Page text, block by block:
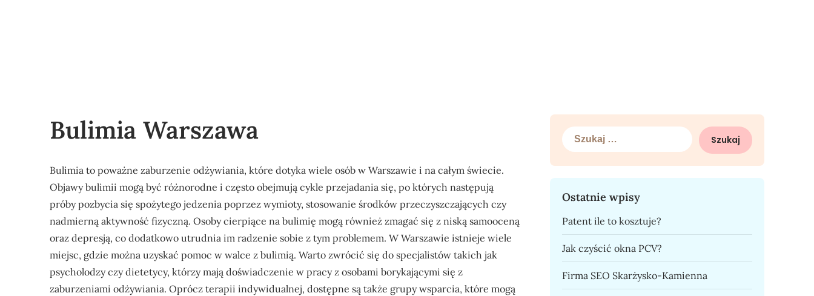
Bulimia Warszawa
Bulimia to poważne zaburzenie odżywiania, które dotyka wiele osób w Warszawie i na całym świecie.
Objawy bulimii mogą być różnorodne i często obejmują cykle przejadania się, po których następują
próby pozbycia się spożytego jedzenia poprzez wymioty, stosowanie środków przeczyszczających czy
nadmierną aktywność fizyczną. Osoby cierpiące na bulimię mogą również zmagać się z niską samooceną
oraz depresją, co dodatkowo utrudnia im radzenie sobie z tym problemem. W Warszawie istnieje wiele
miejsc, gdzie można uzyskać pomoc w walce z bulimią. Warto zwrócić się do specjalistów takich jak
psycholodzy czy dietetycy, którzy mają doświadczenie w pracy z osobami borykającymi się z
zaburzeniami odżywiania. Oprócz terapii indywidualnej, dostępne są także grupy wsparcia, które mogą
Szukaj:
Ostatnie wpisy
Patent ile to kosztuje?
Jak czyścić okna PCV?
Firma SEO Skarżysko-Kamienna